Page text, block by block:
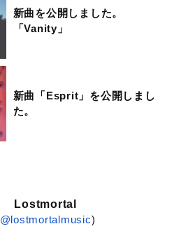
新曲を公開しました。
「Vanity」
新曲「Esprit」を公開しまし
た。
Lostmortal
@lostmortalmusic)